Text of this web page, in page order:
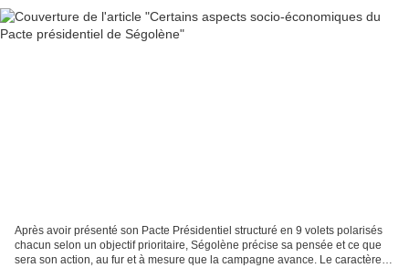
Après avoir présenté son Pacte Présidentiel structuré en 9 volets polarisés
chacun selon un objectif prioritaire, Ségolène précise sa pensée et ce que
sera son action, au fur et à mesure que la campagne avance. Le caractère